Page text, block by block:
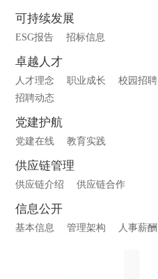
可持续发展
ESG报告 招标信息
卓越人才
人才理念 职业成长 校园招聘
招聘动态
党建护航
党建在线 教育实践
供应链管理
供应链介绍 供应链合作
信息公开
基本信息 管理架构 人事薪酬